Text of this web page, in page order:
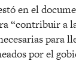
en el
“contribuir a
para
por el